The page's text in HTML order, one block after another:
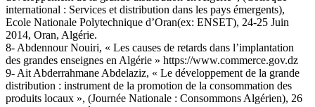
international : Services et distribution dans les pays émergents),
Ecole Nationale Polytechnique d’Oran(ex: ENSET), 24-25 Juin
2014, Oran, Algérie.
8- Abdennour Nouiri, « Les causes de retards dans l’implantation
des grandes enseignes en Algérie » https://www.commerce.gov.dz
9- Ait Abderrahmane Abdelaziz, « Le développement de la grande
distribution : instrument de la promotion de la consommation des
produits locaux », (Journée Nationale : Consommons Algérien), 26